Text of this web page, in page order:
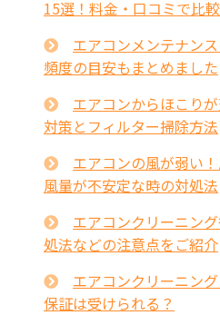
15選！料金・口コミで比較
エアコンメンテナン
頻度の目安もまとめました
エアコンからほこり
対策とフィルター掃除方法
エアコンの風が弱い
風量が不安定な時の対処法
エアコンクリーニン
処法などの注意点をご紹介
エアコンクリーニン
保証は受けられる？